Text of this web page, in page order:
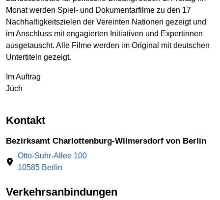
Monat werden Spiel- und Dokumentarfilme zu den 17
Nachhaltigkeitszielen der Vereinten Nationen gezeigt und
im Anschluss mit engagierten Initiativen und Expertinnen
ausgetauscht. Alle Filme werden im Original mit deutschen
Untertiteln gezeigt.
Im Auftrag
Jüch
Kontakt
Bezirksamt Charlottenburg-Wilmersdorf von Berlin
Otto-Suhr-Allee 100
10585 Berlin
Verkehrsanbindungen